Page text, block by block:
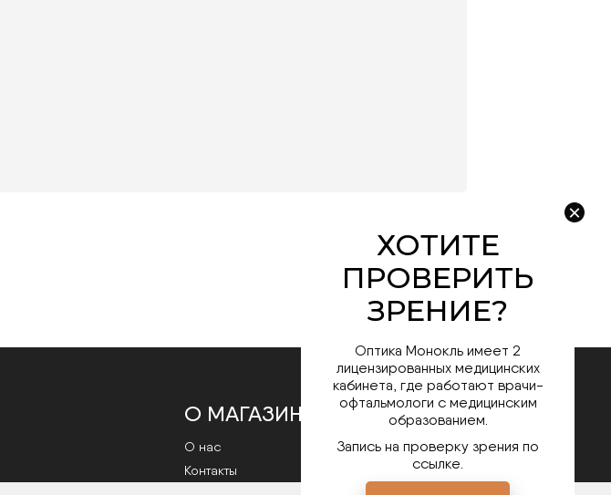
О МАГАЗИНЕ
О нас
Контакты
Оптика Монокль имеет 2
лицензированных медицинских
кабинета, где работают врачи-
офтальмологи с медицинским
образованием.
Запись на проверку зрения по
ссылке.